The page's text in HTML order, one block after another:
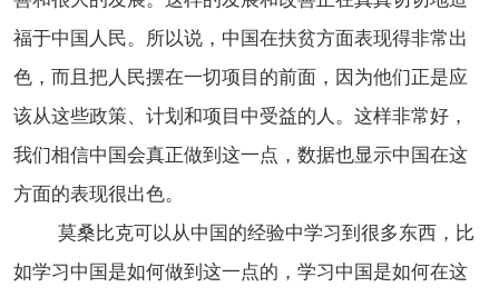
福于中国人民。所以说，中国在扶贫方面表现得非常出
色，而且把人民摆在一切项目的前面，因为他们正是应
该从这些政策、计划和项目中受益的人。这样非常好，
我们相信中国会真正做到这一点，数据也显示中国在这
方面的表现很出色。
莫桑比克可以从中国的经验中学习到很多东西，比
如学习中国是如何做到这一点的，学习中国是如何在这